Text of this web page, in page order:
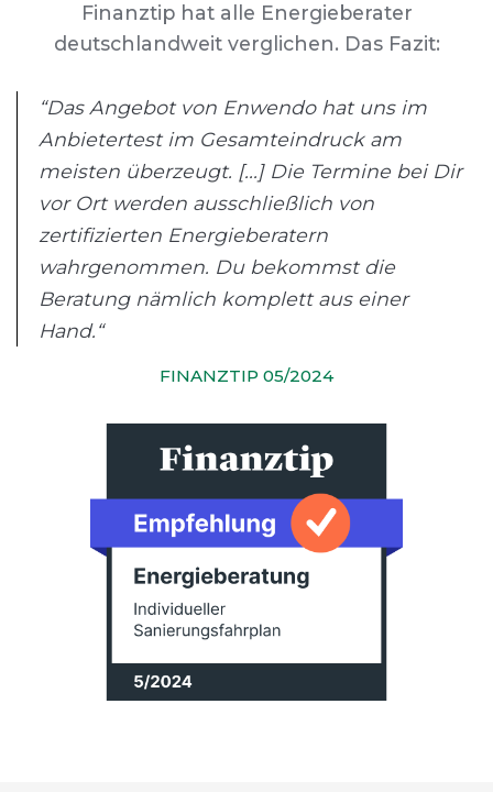
Finanztip hat alle Energieberater
deutschlandweit verglichen. Das Fazit:
“Das Angebot von Enwendo hat uns im
Anbietertest im Gesamteindruck am
meisten überzeugt. [...] Die Termine bei Dir
vor Ort werden ausschließlich von
zertifizierten Energieberatern
wahrgenommen. Du bekommst die
Beratung nämlich komplett aus einer
Hand.“
FINANZTIP 05/2024